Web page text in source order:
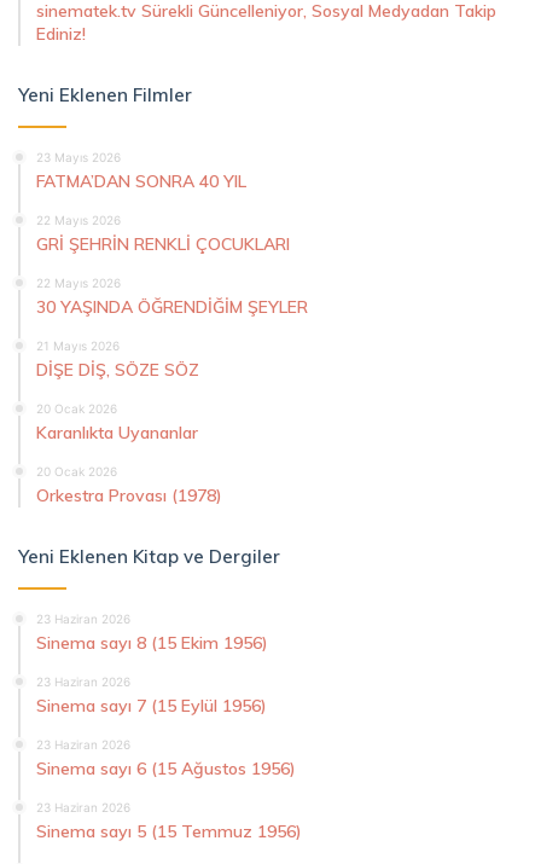
sinematek.tv Sürekli Güncelleniyor, Sosyal Medyadan Takip
Ediniz!
Yeni Eklenen Filmler
23 Mayıs 2026
FATMA’DAN SONRA 40 YIL
22 Mayıs 2026
GRİ ŞEHRİN RENKLİ ÇOCUKLARI
22 Mayıs 2026
30 YAŞINDA ÖĞRENDİĞİM ŞEYLER
21 Mayıs 2026
DİŞE DİŞ, SÖZE SÖZ
20 Ocak 2026
Karanlıkta Uyananlar
20 Ocak 2026
Orkestra Provası (1978)
Yeni Eklenen Kitap ve Dergiler
23 Haziran 2026
Sinema sayı 8 (15 Ekim 1956)
23 Haziran 2026
Sinema sayı 7 (15 Eylül 1956)
23 Haziran 2026
Sinema sayı 6 (15 Ağustos 1956)
23 Haziran 2026
Sinema sayı 5 (15 Temmuz 1956)